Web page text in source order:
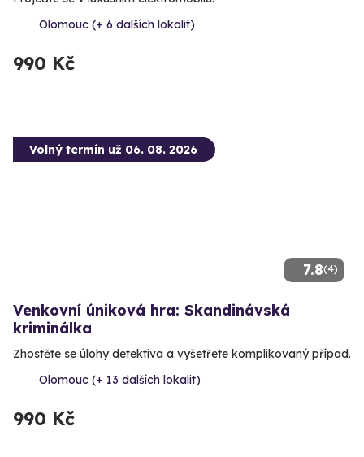
Olomouc (+ 6 dalších lokalit)
990 Kč
7.8(4)
Volný termín už 06. 08. 2026
Venkovní úniková hra: Skandinávská
kriminálka
Zhostěte se úlohy detektiva a vyšetřete komplikovaný případ.
Olomouc (+ 13 dalších lokalit)
990 Kč